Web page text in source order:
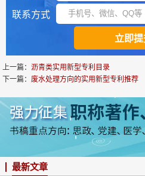
联系方式
上一篇：沥青类实用新型专利目录
下一篇：废水处理方向的实用新型专利推荐
最新文章